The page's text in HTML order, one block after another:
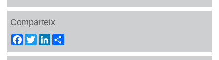
Comparteix
Facebook
TwitterLinkedIn